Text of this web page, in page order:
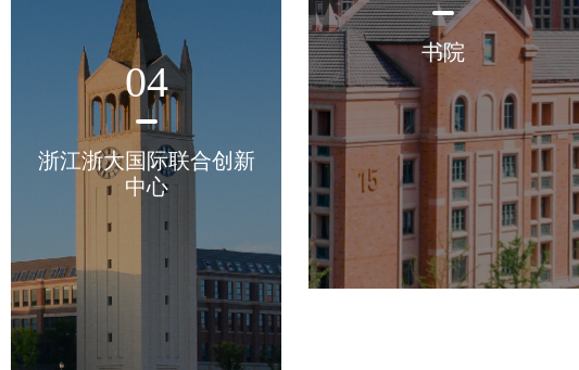
04
浙江浙大国际联合创新
中心
书院